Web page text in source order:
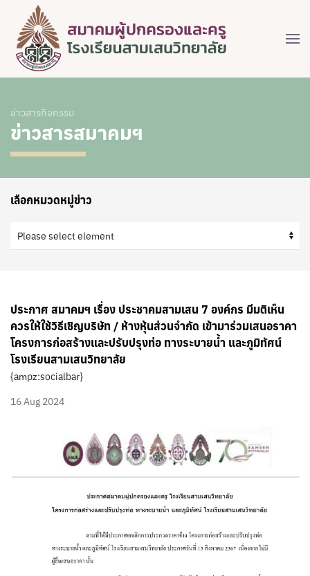
ข่าวสารกิจกรรม
ข่าวสารสมาคมฯ
เลือกหมวดหมู่ข่าว
ประกาศ สมาคมฯ เรื่อง ประชาคมสามเสน 7 องค์กร มีมติเห็น
ควรให้ใช้วิธีเชิญบริษัท / ห้างหุ้นส่วนจำกัด เข้ามาร่วมเสนอราคา
โครงการก่อสร้างและปรับปรุงท่อ ทางระบายน้ำ และภูมิทัศน์
โรงเรียนสามเสนวิทยาลัย
{ampz:socialbar}
16 Aug 2024